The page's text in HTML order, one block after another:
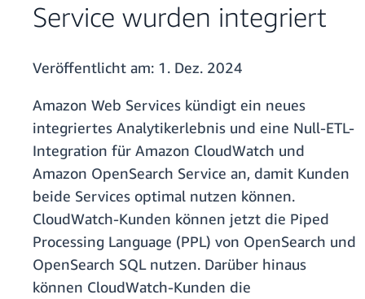
Service wurden integriert
Veröffentlicht am: 1. Dez. 2024
Amazon Web Services kündigt ein neues
integriertes Analytikerlebnis und eine Null-ETL-
Integration für Amazon CloudWatch und
Amazon OpenSearch Service an, damit Kunden
beide Services optimal nutzen können.
CloudWatch-Kunden können jetzt die Piped
Processing Language (PPL) von OpenSearch und
OpenSearch SQL nutzen. Darüber hinaus
können CloudWatch-Kunden die